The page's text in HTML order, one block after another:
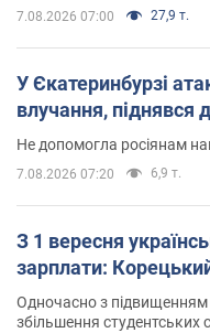
7.08.2026 07:00 27,9 т.
У Єкатеринбурзі
влучання, піднявся
Не допомогла росіянам
7.08.2026 07:20 6,9 т.
З 1 вересня
зарплати:
Одночасно з
збільшення студентських